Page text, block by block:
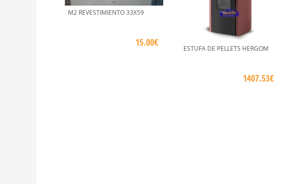
M2 REVESTIMIENTO 33X59
15.00€
ESTUFA DE PELLETS HERGOM
1407.53€